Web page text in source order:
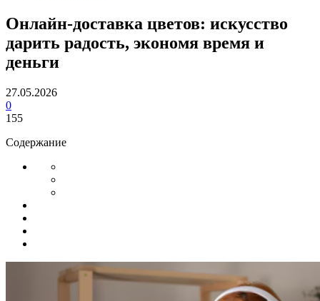
Онлайн-доставка цветов: искусство
дарить радость, экономя время и
деньги
27.05.2026
0
155
Содержание